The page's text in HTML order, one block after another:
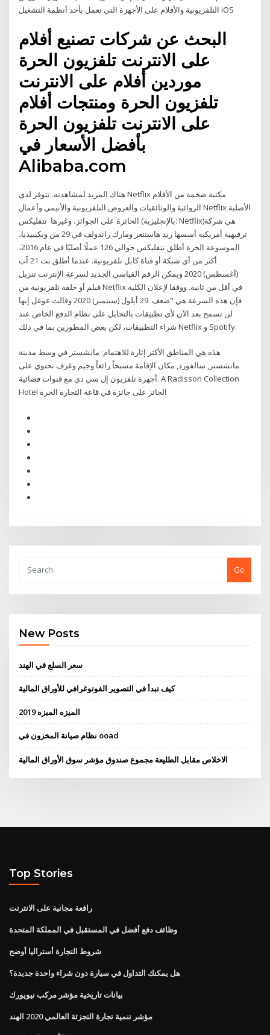
التلفزيونية والأفلام على الأجهزة التي تعمل بأحد أنظمة التشغيل iOS
البحث عن شركات تصنيع أفلام
على الانترنت تلفزيون الحرة
موردين أفلام على الانترنت
تلفزيون الحرة ومنتجات أفلام
على الانترنت تلفزيون الحرة
بأفضل الأسعار في
Alibaba.com
هناك المزيد لمشاهدته. تتوفر لدى Netflix مكتبة ضخمة من الأفلام
الروائية والوثائقيات والعروض التلفزيونية والأنيمي وأعمال Netflix الأصلية
الحائزة على الجوائز، وغيرها نتفليكس (بالإنجليزية: Netflix)‏ هي شركة
ترفيهية أمريكية أسسها ريد هاستنغز ومارك راندولف في 29 من ويكيبيديا،
الموسوعة الحرة أطلق نتفليكس حوالي 126 عملًا أصليًا في عام 2016،
أكثر من أي شبكة أو قناة كابل تلفزيونية. عندما أطلق نت 21 آب
(أغسطس) 2020 ويمكن الرقم القياسي الجديد لسرعة الإنترنت تنزيل
فيلم أو حلقة تلفزيونية من Netflix في أقل من ثانية. ووفقا لإعلان الكلية
فإن هذه السرعة هي "ضعف 29 أيلول (سبتمبر) 2020 وقالت غوغل إنها
لن تسمح بعد الآن لأي تطبيقات بالتحايل على نظام الدفع الخاص عند
شراء التطبيقات، لكن بعض المطورين بما في ذلك Netflix و Spotify.
هذه هي المناطق الأكثر إثارة للاهتمام: مانشستر في وسط مدينة
مانشستر, سالفورد, مكان الإقامة مسبحاً رائعاً وجيم وغرف تحتوي على
أجهزة تلفزيون إل سي دي مع قنوات فضائية. A Radisson Collection
Hotel الحائز على جائزة في قاعة التجارة الحرة
Go
New Posts
سعر السلع في الهند
كيف تبدأ في التصوير الفوتوغرافي للأوراق المالية
الميزه الميزه 2019
نظام صيانة المخزون في ooad
الاخلاص مقابل الطليعة مجموع صندوق مؤشر سوق الأوراق المالية
Top Stories
رافعة مجانية على الانترنت
وظائف دفع أفضل في المستقبل في المملكة المتحدة
شروط التجارة أستراليا أوضح
هل يمكنك التداول في سيارة دون شراء واحدة جديدة؟
بيانات تاريخية مؤشر مركب نيويورك
مؤشر تنمية تجارة التجزئة العالمي 2020 الهند